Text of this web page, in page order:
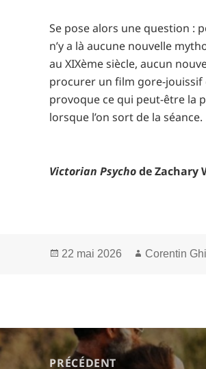
Se pose alors une question :
n’y a là aucune nouvelle
au XIXème siècle, aucun
procurer un film gore-jouissif
provoque ce qui peut-être la
lorsque l’on sort de la séance.
Victorian Psychode Zachary
Publié
22 mai 2026 Auteur
Corentin
Navigation
PRÉCÉDENT